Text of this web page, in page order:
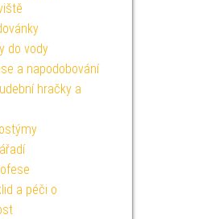
do vody
a napodobování
hračky a
a péči o